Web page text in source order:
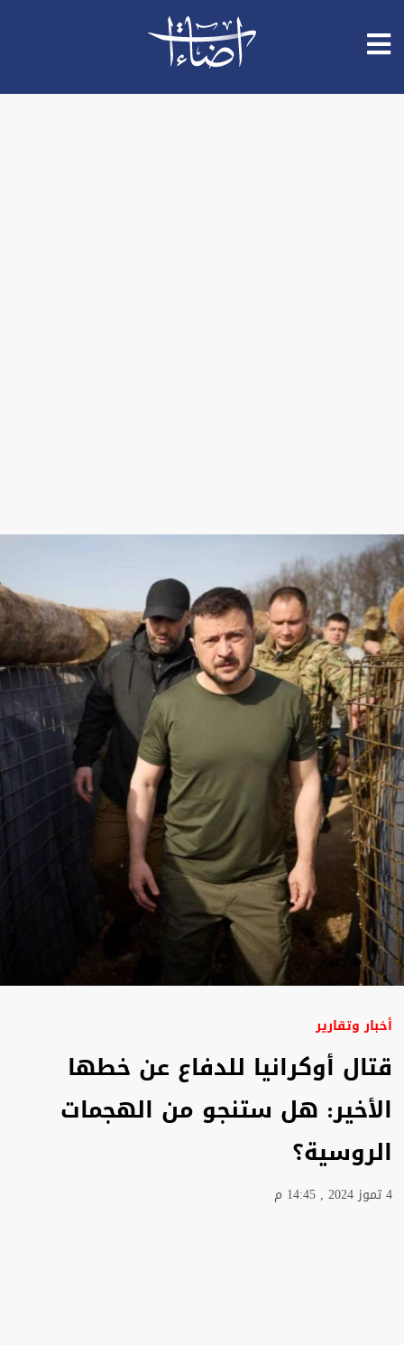
أخبار وتقارير
قتال أوكرانيا للدفاع عن خطها
الأخير: هل ستنجو من الهجمات
الروسية؟
4 تموز 2024 , 14:45 م